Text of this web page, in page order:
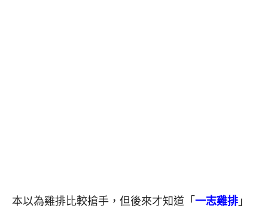
本以為雞排比較搶手，但後來才知道「 一志雞排 」